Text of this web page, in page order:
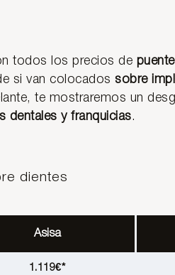
todos los precios de
si van colocados sobre
te mostraremos un
dentales y franquicias.
dientes
Asisa
1.119€*